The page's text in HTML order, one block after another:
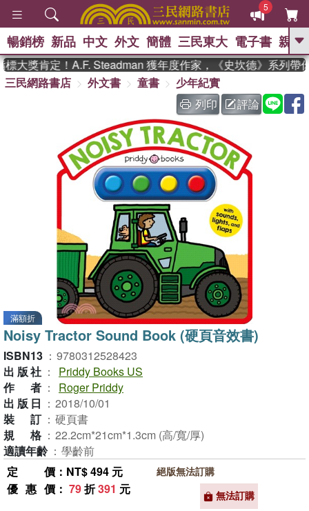
5
GO
熱搜： 東野圭吾 、
The Odyssey 、 父親節 、 如果歷
史是一群喵 、 暑期推薦 、 國際布克
獎 臺灣漫遊錄 、 方念華
登輝時代 、 數學女孩：黎曼猜想
偉大的迷走神經
暢銷榜 新品 中文 外文 簡體 三民東大 電子書 親子
大獎肯定！A.F. Steadman 獲年度作家，《史坎德》系列帶你
三民網路書店
外文書 童書
少年紀實
列印
評論
滿額折
Noisy Tractor Sound Book (硬頁音效書)
ISBN13 ： 9780312528423
出版社 ：
Priddy Books US
作者 ：
Roger Priddy
出版日 ： 2018/10/01
裝訂 ： 硬頁書
規格 ： 22.2cm*21cm*1.3cm (高/寬/厚)
適讀年齡 ： 學齡前
定價 ：NT$ 494 元
優惠價 ： 79折391 元
絕版無法訂購
無法訂購